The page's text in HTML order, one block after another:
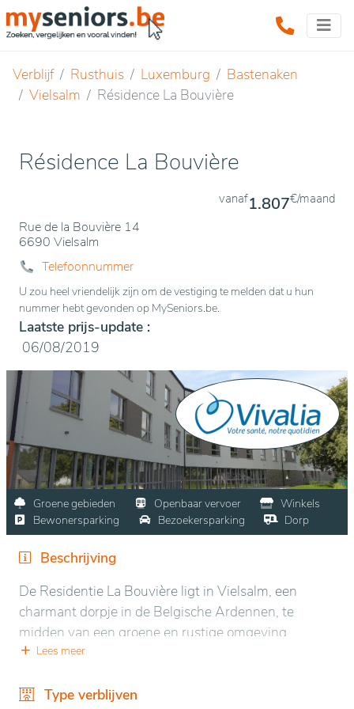
Verblijf Rusthuis Luxemburg
Bastenaken
Vielsalm
Résidence La Bouvière
Résidence La Bouvière
Rue de la Bouvière 14
6690 Vielsalm
vanaf1.807€/maand
Telefoonnummer
U zou heel vriendelijk zijn om de vestiging te melden dat u hun
nummer hebt gevonden op MySeniors.be.
Laatste prijs-update :
06/08/2019
Groene gebieden Openbaar vervoer
Winkels
Bewonersparking
Bezoekersparking Dorp
Beschrijving
De Residentie La Bouvière ligt in Vielsalm, een
charmant dorpje in de Belgische Ardennen, te
midden van een groene en rustige omgeving.
Omgeven door beboste heuvels en uitgestrekte
verkwikkende atmosfeer, ideaal om in contact te
Lees meer
Type verblijven